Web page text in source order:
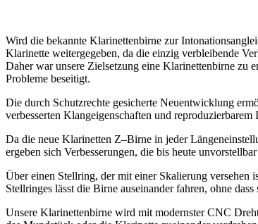
Wird die bekannte Klarinettenbirne zur
Klarinette weitergegeben, da die einzig verbleibende
Daher war unsere Zielsetzung eine Klarinettenbirne zu
Probleme beseitigt.
Die durch Schutzrechte gesicherte Neuentwicklung
verbesserten Klangeigenschaften und reproduzierbarem
Da die neue Klarinetten Z–Birne in jeder
ergeben sich Verbesserungen, die bis heute
Über einen Stellring, der mit einer Skalierung versehen
Stellringes lässt die Birne auseinander fahren, ohne
Unsere Klarinettenbirne wird mit modernster CNC